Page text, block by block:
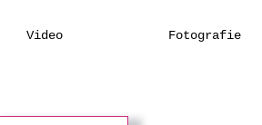
Video Fotografie